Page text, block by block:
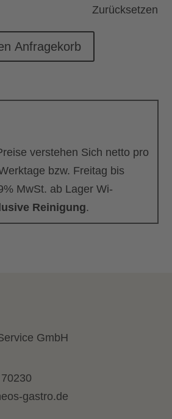
Zurücksetzen
Anfragekorb
verstehen Sich netto pro
bzw. Freitag bis
MwSt. ab Lager Wi-
Reinigung.
GmbH
gastro.de